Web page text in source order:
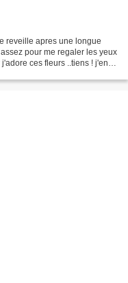
reveille apres une longue
pour me regaler les yeux
ces fleurs ..tiens ! j'en